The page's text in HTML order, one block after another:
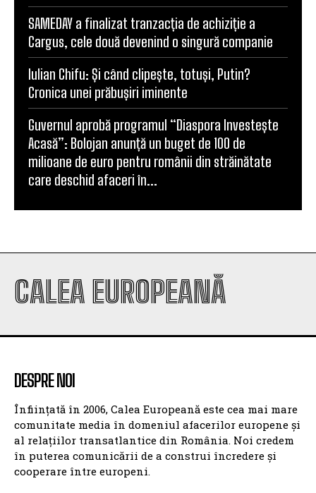
SAMEDAY a finalizat tranzacția de achiziție a
Cargus, cele două devenind o singură companie
Iulian Chifu: Și când clipește, totuși, Putin?
Cronica unei prăbușiri iminente
Guvernul aprobă programul “Diaspora Investește
Acasă”: Bolojan anunță un buget de 100 de
milioane de euro pentru românii din străinătate
care deschid afaceri în...
CALEA EUROPEANĂ
DESPRE NOI
Înființată în 2006, Calea Europeană este cea mai mare
comunitate media în domeniul afacerilor europene și
al relațiilor transatlantice din România. Noi credem
în puterea comunicării de a construi încredere și
cooperare între europeni.